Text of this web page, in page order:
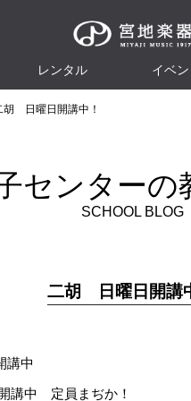
レンタル イベン
胡 日曜日開講中！
センターの
SCHOOL BLOG
二胡 日曜日開講
講中
中 定員まぢか！